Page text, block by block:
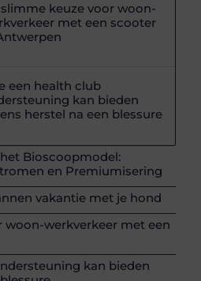
slimme keuze voor woon-
met een scooter
een health club
kan bieden
herstel na een blessure
Bioscoopmodel:
en Premiumisering
vakantie met je hond
woon-werkverkeer met een
kan bieden